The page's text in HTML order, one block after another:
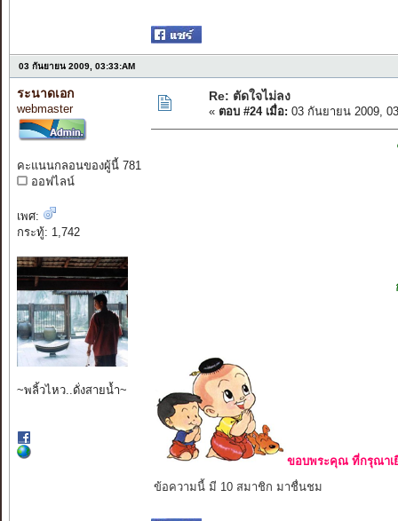
03 กันยายน 2009, 03:33:AM
ระนาดเอก
webmaster
คะแนนกลอนของผู้นี้ 781
ออฟไลน์
เพศ:
กระทู้: 1,742
~พลิ้วไหว..ดั่งสายน้ำ~
Re: ตัดใจไม่ลง
« ตอบ #24 เมื่อ: 03 กันยายน 2009,
ขอบพระคุณ ที่กรุณาเ
ข้อความนี้ มี 10 สมาชิก มาชื่นชม